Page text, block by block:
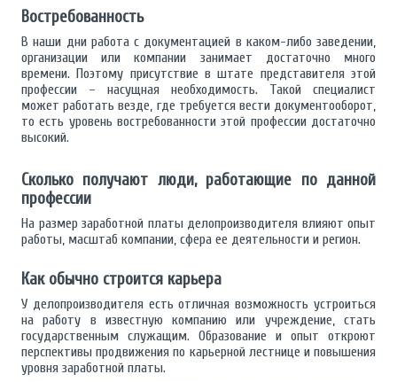
Востребованность
В наши дни работа с документацией в каком-либо заведении,
организации или компании занимает достаточно много
времени. Поэтому присутствие в штате представителя этой
профессии – насущная необходимость. Такой специалист
может работать везде, где требуется вести документооборот,
то есть уровень востребованности этой профессии достаточно
высокий.
Сколько получают люди, работающие по данной
профессии
На размер заработной платы делопроизводителя влияют опыт
работы, масштаб компании, сфера ее деятельности и регион.
Как обычно строится карьера
У делопроизводителя есть отличная возможность устроиться
на работу в известную компанию или учреждение, стать
государственным служащим. Образование и опыт откроют
перспективы продвижения по карьерной лестнице и повышения
уровня заработной платы.